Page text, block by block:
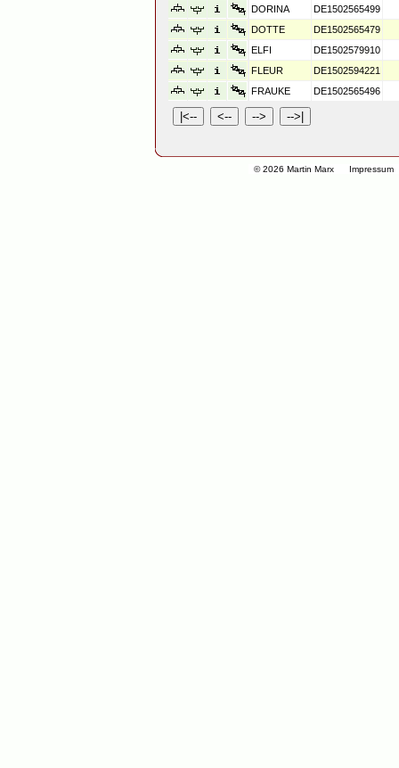
© 2026 Martin Marx Impressum
DORINA
DE1502565499
DOTTE
DE1502565479
ELFI
DE1502579910
FLEUR
DE1502594221
FRAUKE
DE1502565496